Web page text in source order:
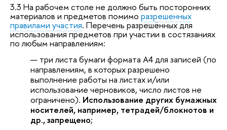
3.3 На рабочем столе не должно быть посторонних
материалов и предметов помимо разрешенных
правилами участия. Перечень разрешённых для
использования предметов при участии в состязаниях
по любым направлениям:
три листа бумаги формата А4 для записей (по
направлениям, в которых разрешено
выполнение работы на листах и/или
использование черновиков, число листов не
ограничено). Использование других бумажных
носителей, например, тетрадей/блокнотов и
др., запрещено;